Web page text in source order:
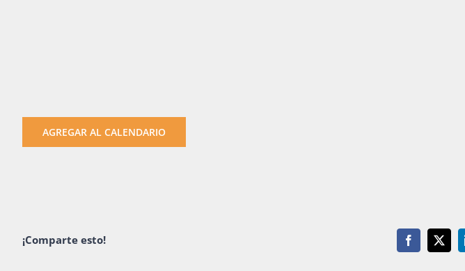
AGREGAR AL CALENDARIO
¡Comparte esto! Facebook
X